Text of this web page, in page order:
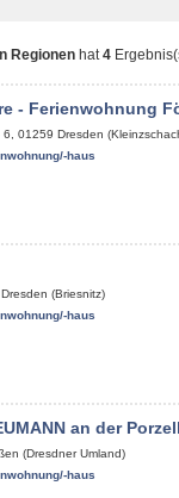
Regionen hat4
- Ferienwohnung
6 01259 Dresden
haus
Dresden (Briesnitz)
haus
an der
(Dresdner Umland)
haus